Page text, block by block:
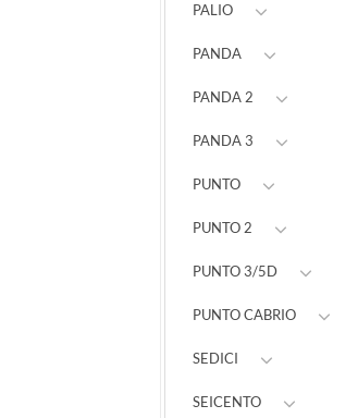
PALIO
PANDA
PANDA 2
PANDA 3
PUNTO
PUNTO 2
PUNTO 3/5D
PUNTO CABRIO
SEDICI
SEICENTO